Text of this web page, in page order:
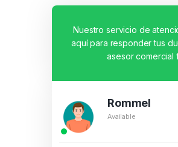
Nuestro servicio de
aquí para responder tus
asesor comercial
Rommel
Available